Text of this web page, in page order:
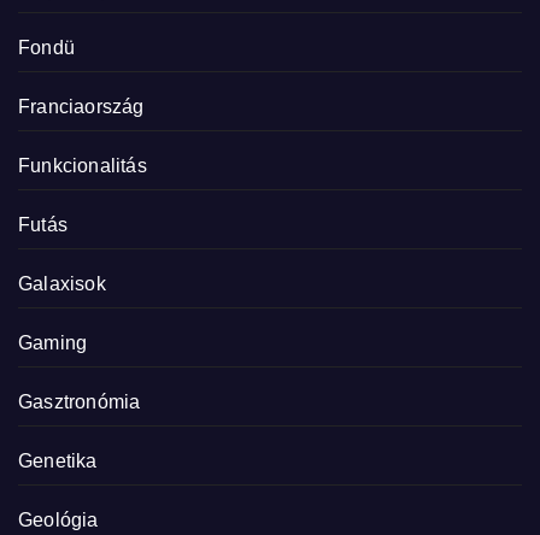
Fondü
Franciaország
Funkcionalitás
Futás
Galaxisok
Gaming
Gasztronómia
Genetika
Geológia